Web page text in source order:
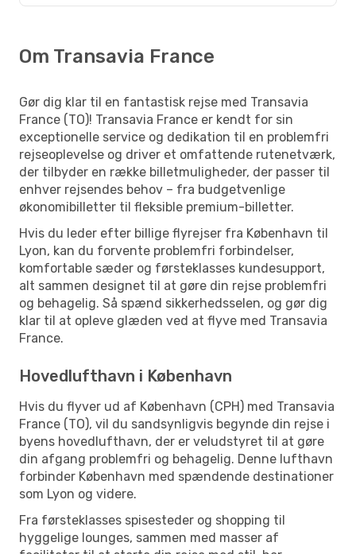
Om Transavia France
Gør dig klar til en fantastisk rejse med Transavia
France (TO)! Transavia France er kendt for sin
exceptionelle service og dedikation til en problemfri
rejseoplevelse og driver et omfattende rutenetværk,
der tilbyder en række billetmuligheder, der passer til
enhver rejsendes behov – fra budgetvenlige
økonomibilletter til fleksible premium-billetter.
Hvis du leder efter billige flyrejser fra København til
Lyon, kan du forvente problemfri forbindelser,
komfortable sæder og førsteklasses kundesupport,
alt sammen designet til at gøre din rejse problemfri
og behagelig. Så spænd sikkerhedsselen, og gør dig
klar til at opleve glæden ved at flyve med Transavia
France.
Hovedlufthavn i København
Hvis du flyver ud af København (CPH) med Transavia
France (TO), vil du sandsynligvis begynde din rejse i
byens hovedlufthavn, der er veludstyret til at gøre
din afgang problemfri og behagelig. Denne lufthavn
forbinder København med spændende destinationer
som Lyon og videre.
Fra førsteklasses spisesteder og shopping til
hyggelige lounges, sammen med masser af